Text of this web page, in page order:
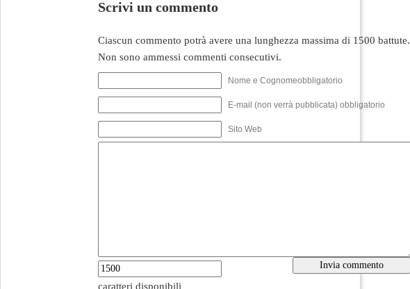
Scrivi un commento
Ciascun commento potrà avere una lunghezza massima di 1500 battute.
Non sono ammessi commenti consecutivi.
Nome e Cognomeobbligatorio
E-mail (non verrà pubblicata) obbligatorio
Sito Web
caratteri disponibili